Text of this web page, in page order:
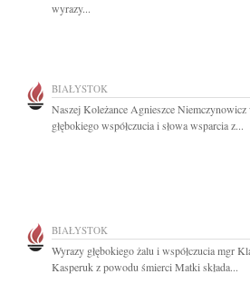
wyrazy...
BIAŁYSTOK
Naszej Koleżance Agnieszce
głębokiego współczucia i słowa wsparcia z...
BIAŁYSTOK
Wyrazy głębokiego żalu i współczucia mgr
Kasperuk z powodu śmierci Matki składa...